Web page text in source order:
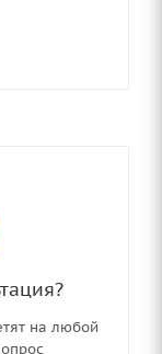
на любой